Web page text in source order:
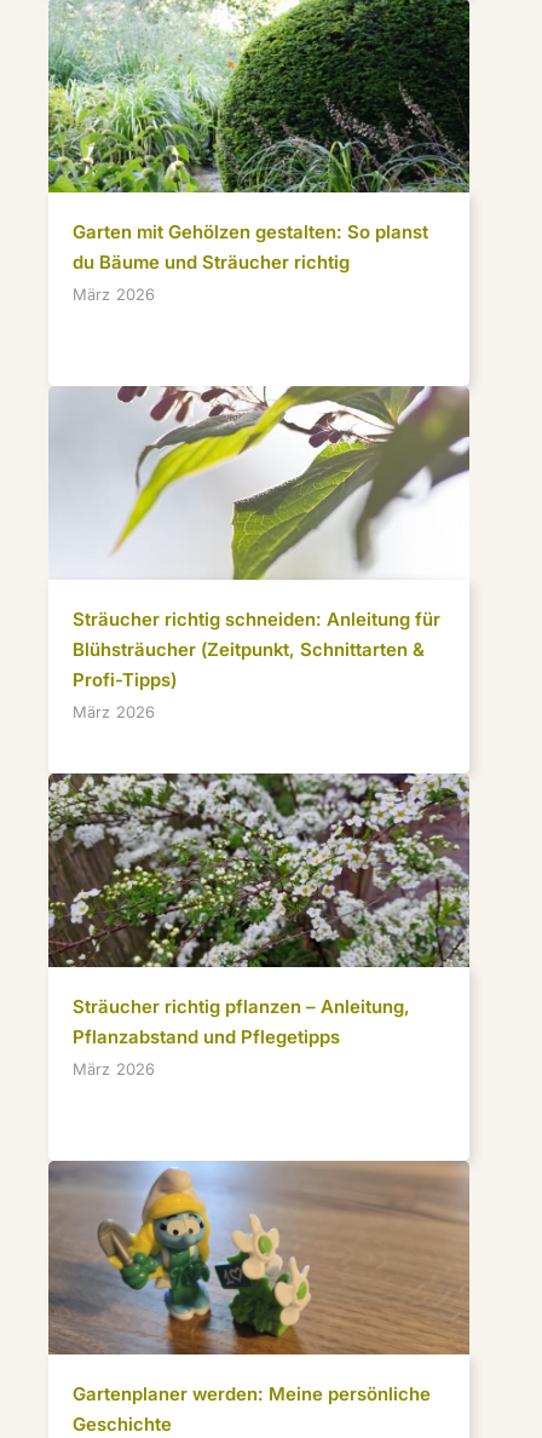
Garten mit Gehölzen gestalten: So planst
du Bäume und Sträucher richtig
März 2026
Sträucher richtig schneiden: Anleitung für
Blühsträucher (Zeitpunkt, Schnittarten &
Profi-Tipps)
März 2026
Sträucher richtig pflanzen – Anleitung,
Pflanzabstand und Pflegetipps
März 2026
Gartenplaner werden: Meine persönliche
Geschichte